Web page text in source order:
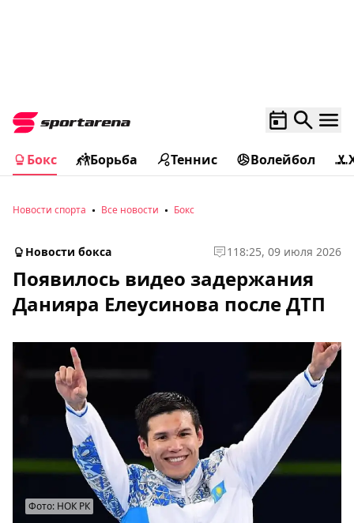
Бокс Борьба Теннис Волейбол
Новости спорта Все новости Бокс
Новости бокса 1 18:25, 09 июля 2026
Появилось видео задержания
Данияра Елеусинова после ДТП
Фото: НОК РК